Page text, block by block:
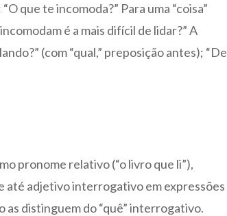
que te incomoda?” Para uma “coisa”
é a mais difícil de lidar?” A
(com “qual,” preposição antes); “De
pronome relativo (“o livro que li”),
até adjetivo interrogativo em expressões
as distinguem do “quê” interrogativo.